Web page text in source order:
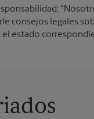
consejos legales
estado